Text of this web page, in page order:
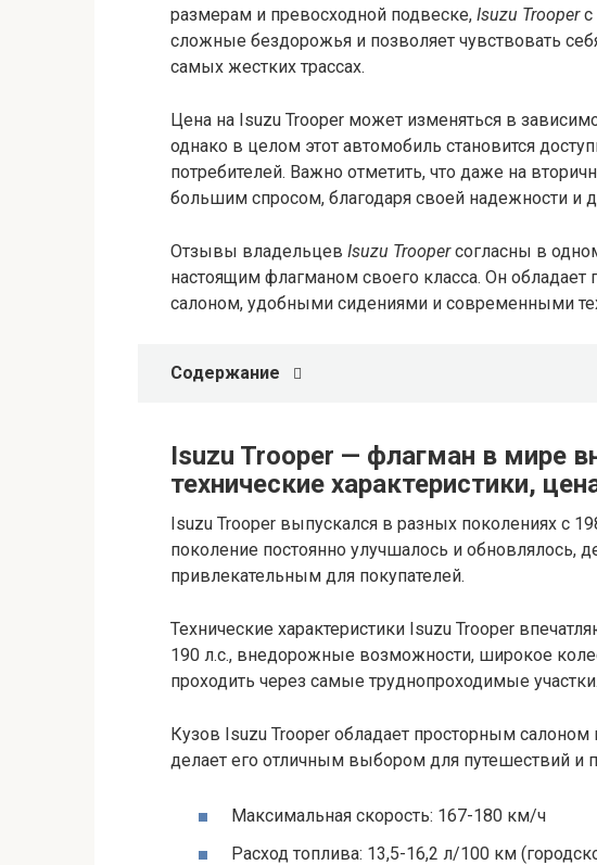
размерам и превосходной подвеске, Isuzu Trooperс
сложные бездорожья и позволяет чувствовать
самых жестких трассах.
Цена на Isuzu Trooper может изменяться в
однако в целом этот автомобиль становится
потребителей. Важно отметить, что даже на
большим спросом, благодаря своей надежности и
Отзывы владельцев Isuzu Trooperсогласны в
настоящим флагманом своего класса. Он
салоном, удобными сидениями и современными
Содержание
Isuzu Trooper — флагман в мире
технические характеристики,
Isuzu Trooper выпускался в разных поколениях с
поколение постоянно улучшалось и обновлялось,
привлекательным для покупателей.
Технические характеристики Isuzu Trooper
190 л.с., внедорожные возможности, широкое
проходить через самые труднопроходимые участки.
Кузов Isuzu Trooper обладает просторным
делает его отличным выбором для путешествий и
Максимальная скорость: 167-180 км/ч
Расход топлива: 13,5-16,2 л/100 км